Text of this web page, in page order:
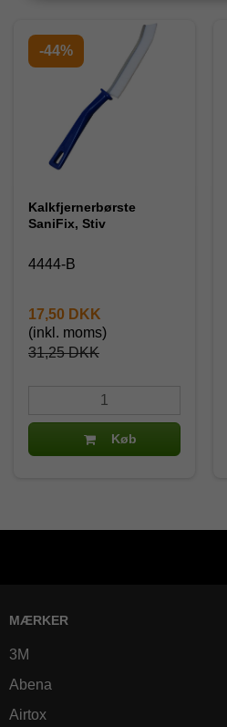
-44%
Kalkfjernerbørste
SaniFix, Stiv
4444-B
31,25 DKK
17,50 DKK
(inkl. moms)
Køb
MÆRKER
3M
Abena
Airtox